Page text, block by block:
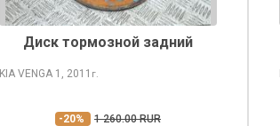
Диск тормозной задний
KIA VENGA 1, 2011 г.
-20% 1 260.00 RUR